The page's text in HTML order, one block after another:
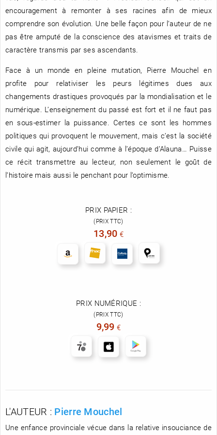
encouragement à remonter à ses racines afin de mieux
comprendre son évolution. Une belle façon pour l’auteur de ne
pas être amputé de la conscience des atavismes et traits de
caractère transmis par ses ascendants.
Face à un monde en pleine mutation, Pierre Mouchel en
profite pour relativiser les peurs légitimes dues aux
changements drastiques provoqués par la mondialisation et le
numérique. L’enseignement du passé est fort et il ne faut pas
en sous-estimer la puissance. Certes ce sont les hommes
politiques qui provoquent le mouvement, mais c’est la société
civile qui agit, aujourd’hui comme à l’époque d’Alauna… Puisse
ce récit transmettre au lecteur, non seulement le goût de
l’histoire mais aussi le penchant pour l’optimisme.
PRIX PAPIER :
(PRIX TTC)
13,90 €
PRIX NUMÉRIQUE :
(PRIX TTC)
9,99 €
L'AUTEUR : Pierre Mouchel
Une enfance provinciale vécue dans la relative insouciance de